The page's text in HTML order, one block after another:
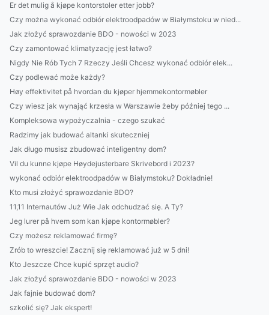
Er det mulig å kjøpe kontorstoler etter jobb?
Czy można wykonać odbiór elektroodpadów w Białymstoku w nied...
Jak złożyć sprawozdanie BDO - nowości w 2023
Czy zamontować klimatyzację jest łatwo?
Nigdy Nie Rób Tych 7 Rzeczy Jeśli Chcesz wykonać odbiór elek...
Czy podlewać może każdy?
Høy effektivitet på hvordan du kjøper hjemmekontormøbler
Czy wiesz jak wynająć krzesła w Warszawie żeby później tego ...
Kompleksowa wypożyczalnia - czego szukać
Radzimy jak budować altanki skuteczniej
Jak długo musisz zbudować inteligentny dom?
Vil du kunne kjøpe Høydejusterbare Skrivebord i 2023?
wykonać odbiór elektroodpadów w Białymstoku? Dokładnie!
Kto musi złożyć sprawozdanie BDO?
11,11 Internautów Już Wie Jak odchudzać się. A Ty?
Jeg lurer på hvem som kan kjøpe kontormøbler?
Czy możesz reklamować firmę?
Zrób to wreszcie! Zacznij się reklamować już w 5 dni!
Kto Jeszcze Chce kupić sprzęt audio?
Jak złożyć sprawozdanie BDO - nowości w 2023
Jak fajnie budować dom?
szkolić się? Jak ekspert!